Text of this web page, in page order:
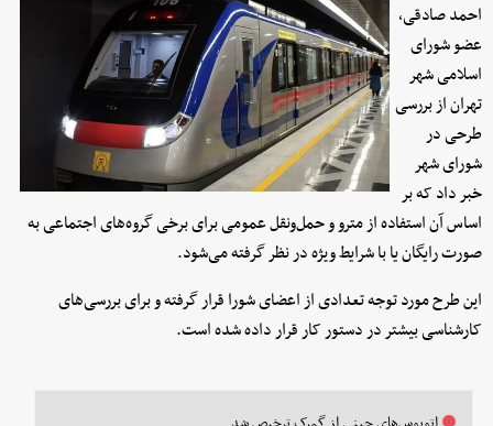
احمد صادقی،
عضو شورای
اسلامی شهر
تهران از بررسی
طرحی در
شورای شهر
خبر داد که بر
اساس آن استفاده از مترو و حمل‌ونقل عمومی برای برخی گروه‌های اجتماعی به
صورت رایگان یا با شرایط ویژه در نظر گرفته می‌شود.
این طرح مورد توجه تعدادی از اعضای شورا قرار گرفته و برای بررسی‌های
کارشناسی بیشتر در دستور کار قرار داده شده است.